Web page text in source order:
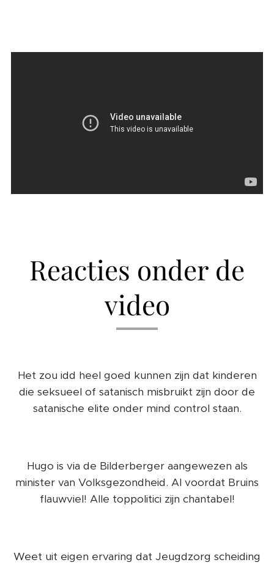
Reacties onder de
video
Het zou idd heel goed kunnen zijn dat kinderen
die seksueel of satanisch misbruikt zijn door de
satanische elite onder mind control staan.
Hugo is via de Bilderberger aangewezen als
minister van Volksgezondheid. Al voordat Bruins
flauwviel! Alle toppolitici zijn chantabel!
Weet uit eigen ervaring dat Jeugdzorg scheiding